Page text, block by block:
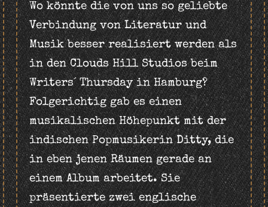
Wo könnte die von uns so geliebte
Verbindung von Literatur und
Musik besser realisiert werden als
in den Clouds Hill Studios beim
Writers´ Thursday in Hamburg?
Folgerichtig gab es einen
musikalischen Höhepunkt mit der
indischen Popmusikerin Ditty, die
in eben jenen Räumen gerade an
einem Album arbeitet. Sie
präsentierte zwei englische